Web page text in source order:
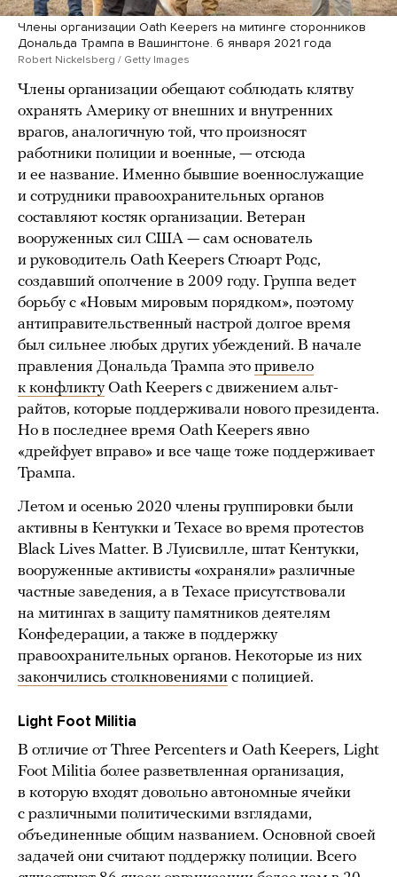
Члены организации Oath Keepers на митинге сторонников
Дональда Трампа в Вашингтоне. 6 января 2021 года
Robert Nickelsberg / Getty Images
Члены организации обещают соблюдать клятву
охранять Америку от внешних и внутренних
врагов, аналогичную той, что произносят
работники полиции и военные, — отсюда
и ее название. Именно бывшие военнослужащие
и сотрудники правоохранительных органов
составляют костяк организации. Ветеран
вооруженных сил США — сам основатель
и руководитель Oath Keepers Стюарт Родс,
создавший ополчение в 2009 году. Группа ведет
борьбу с «Новым мировым порядком», поэтому
антиправительственный настрой долгое время
был сильнее любых других убеждений. В начале
правления Дональда Трампа это привело
к конфликтуOath Keepers с движением альт-
райтов, которые поддерживали нового президента.
Но в последнее время Oath Keepers явно
«дрейфует вправо» и все чаще тоже поддерживает
Трампа.
Летом и осенью 2020 члены группировки были
активны в Кентукки и Техасе во время протестов
Black Lives Matter. В Луисвилле, штат Кентукки,
вооруженные активисты «охраняли» различные
частные заведения, а в Техасе присутствовали
на митингах в защиту памятников деятелям
Конфедерации, а также в поддержку
правоохранительных органов. Некоторые из них
закончились столкновениями с полицией.
Light Foot Militia
В отличие от Three Percenters и Oath Keepers, Light
Foot Militia более разветвленная организация,
в которую входят довольно автономные ячейки
с различными политическими взглядами,
объединенные общим названием. Основной своей
задачей они считают поддержку полиции. Всего